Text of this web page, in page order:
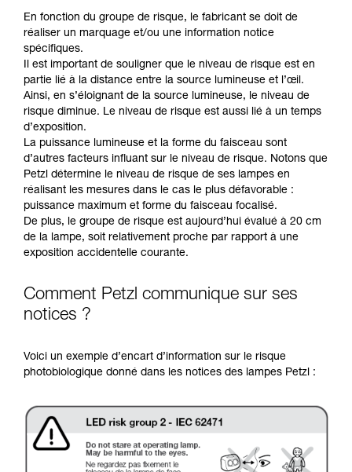
En fonction du groupe de risque, le fabricant se doit de
réaliser un marquage et/ou une information notice
spécifiques.
Il est important de souligner que le niveau de risque est en
partie lié à la distance entre la source lumineuse et l’œil.
Ainsi, en s’éloignant de la source lumineuse, le niveau de
risque diminue. Le niveau de risque est aussi lié à un temps
d’exposition.
La puissance lumineuse et la forme du faisceau sont
d’autres facteurs influant sur le niveau de risque. Notons que
Petzl détermine le niveau de risque de ses lampes en
réalisant les mesures dans le cas le plus défavorable :
puissance maximum et forme du faisceau focalisé.
De plus, le groupe de risque est aujourd’hui évalué à 20 cm
de la lampe, soit relativement proche par rapport à une
exposition accidentelle courante.
Comment Petzl communique sur ses
notices ?
Voici un exemple d’encart d’information sur le risque
photobiologique donné dans les notices des lampes Petzl :